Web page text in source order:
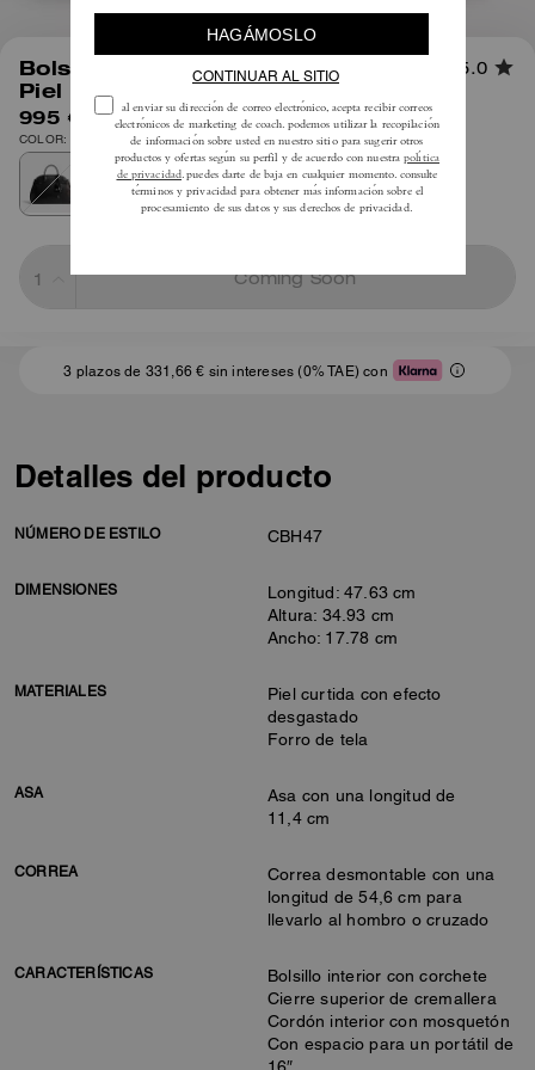
Bolso Soft Empire Carryall 48 en
Piel Loved
5.0
995 €
COLOR: Plata/Negro marrón
Coming Soon
3 plazos de 331,66 € sin intereses (0% TAE) con
Detalles del producto
NÚMERO DE ESTILO CBH47
DIMENSIONES
Longitud: 47.63 cm
Altura: 34.93 cm
Ancho: 17.78 cm
MATERIALES
Piel curtida con efecto
desgastado
Forro de tela
ASA
Asa con una longitud de
11,4 cm
CORREA
Correa desmontable con una
longitud de 54,6 cm para
llevarlo al hombro o cruzado
CARACTERÍSTICAS
Bolsillo interior con corchete
Cierre superior de cremallera
Cordón interior con mosquetón
Con espacio para un portátil de